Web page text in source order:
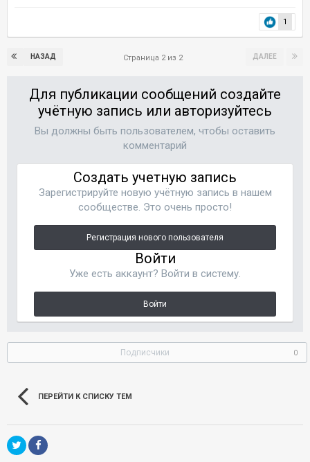
1
НАЗАД ДАЛЕЕ
Страница 2 из 2
Для публикации сообщений создайте
учётную запись или авторизуйтесь
Вы должны быть пользователем, чтобы оставить
комментарий
Создать учетную запись
Зарегистрируйте новую учётную запись в нашем
сообществе. Это очень просто!
Регистрация нового пользователя
Войти
Уже есть аккаунт? Войти в систему.
Войти
Подписчики 0
ПЕРЕЙТИ К СПИСКУ ТЕМ